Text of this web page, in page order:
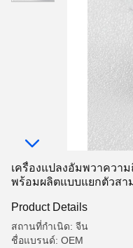
เครื่องแปลงอัมพวาความ
พร้อมผลิตแบบแยกตัวสา
Product Details
สถานที่กำเนิด: จีน
ชื่อแบรนด์: OEM